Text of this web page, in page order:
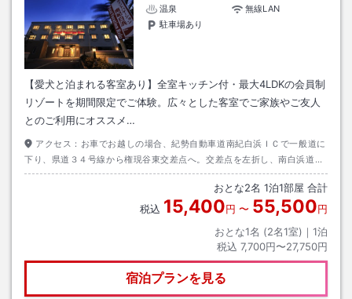
温泉
無線LAN
駐車場あり
【愛犬と泊まれる客室あり】全室キッチン付・最大4LDKの会員制
リゾートを期間限定でご体験。広々とした客室でご家族やご友人
とのご利用にオススメ…
アクセス： お車でお越しの場合、紀勢自動車道南紀白浜ＩＣで一般道に
下り、県道３４号線から権現谷東交差点へ。交差点を左折し、南白浜道路
を道なりに約１０分。
おとな2名 1泊1部屋 合計
税込 15,400円 〜 55,500円
おとな1名 (2名1室)｜ 1泊
税込 7,700円〜27,750円
宿泊プランを見る